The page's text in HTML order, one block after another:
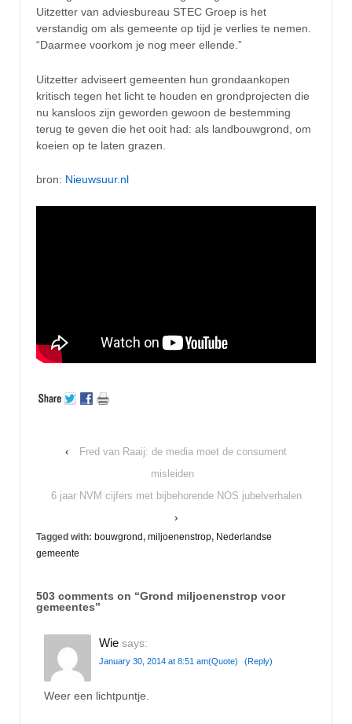
Uitzetter van adviesbureau STEC Groep is het
verstandig om als gemeente op tijd je verlies te nemen.
“Daarmee voorkom je nog meer ellende.”
Uitzetter adviseert gemeenten hun grondaankopen
kritisch tegen het licht te houden en grondprojecten die
nu kansloos zijn geworden gewoon de bestemming
terug te geven die het ooit had: als landbouwgrond, om
koeien op te laten grazen.
bron: Nieuwsuur.nl
‹
Fred van Raaij: de media moet de consument
misleiden
6 jaar NVM cijfers met bijbehorende NOS jubelverhalen
›
Tagged with: bouwgrond, miljoenenstrop, Nederlandse
gemeente
503 comments on “Grond miljoenenstrop voor
gemeentes”
Wie says:
January 30, 2014 at 8:51 am(Quote) (Reply)
Weer een lichtpuntje.